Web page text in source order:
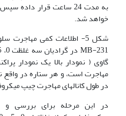
به مدت 24 ساعت قرار
خواهد شد.
گاوی ( نمودار بالا یک نمودار
مهاجرت است، و هر ستاره در
در طول کانالهای مهاجرت چیپ
در این مرحله برای بررسی و